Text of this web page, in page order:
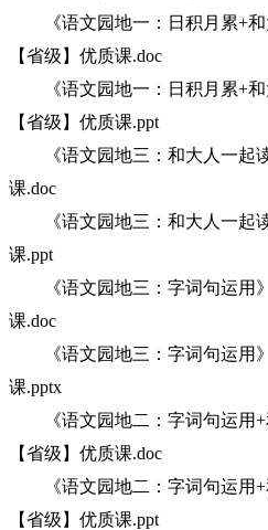
《语文园地一：日积月累+和
【省级】优质课.doc
《语文园地一：日积月累+和
【省级】优质课.ppt
《语文园地三：和大人一起
课.doc
《语文园地三：和大人一起
课.ppt
《语文园地三：字词句运用
课.doc
《语文园地三：字词句运用
课.pptx
《语文园地二：字词句运用+
【省级】优质课.doc
《语文园地二：字词句运用+
【省级】优质课.ppt